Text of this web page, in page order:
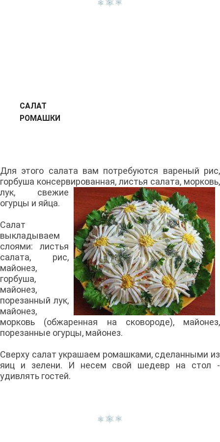
САЛАТ
Для этого салата вам потребуются вареный рис,
горбуша консервированная, листья салата, морковь,
лук, свежие
огурцы и яйца.
Салат
выкладываем
слоями: листья
салата, рис,
майонез,
горбуша,
майонез,
порезанный лук,
майонез,
морковь (обжаренная на сковороде), майонез,
порезанные огурцы, майонез.
Сверху салат украшаем ромашками, сделанными из
яиц и зелени. И несем свой шедевр на стол -
удивлять гостей.